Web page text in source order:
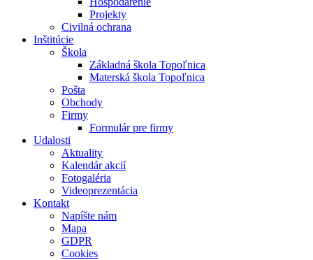
Projekty
Civilná ochrana
Inštitúcie
Škola
Základná škola Topoľnica
Materská škola Topoľnica
Pošta
Obchody
Firmy
Formulár pre firmy
Udalosti
Aktuality
Kalendár akcií
Fotogaléria
Videoprezentácia
Kontakt
Napíšte nám
Mapa
GDPR
Cookies